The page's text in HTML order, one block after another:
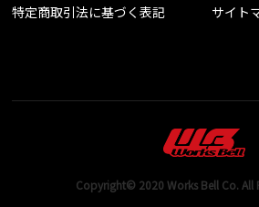
特定商取引法に基づく表記
サイト
Copyright© 2020 Works Bell Co. All